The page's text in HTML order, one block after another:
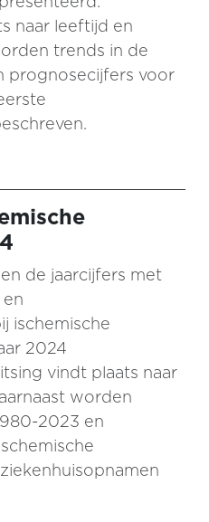
naar leeftijd en
trends in de
prognosecijfers voor
de jaarcijfers met
ischemische
2024
vindt plaats naar
worden
2023 en